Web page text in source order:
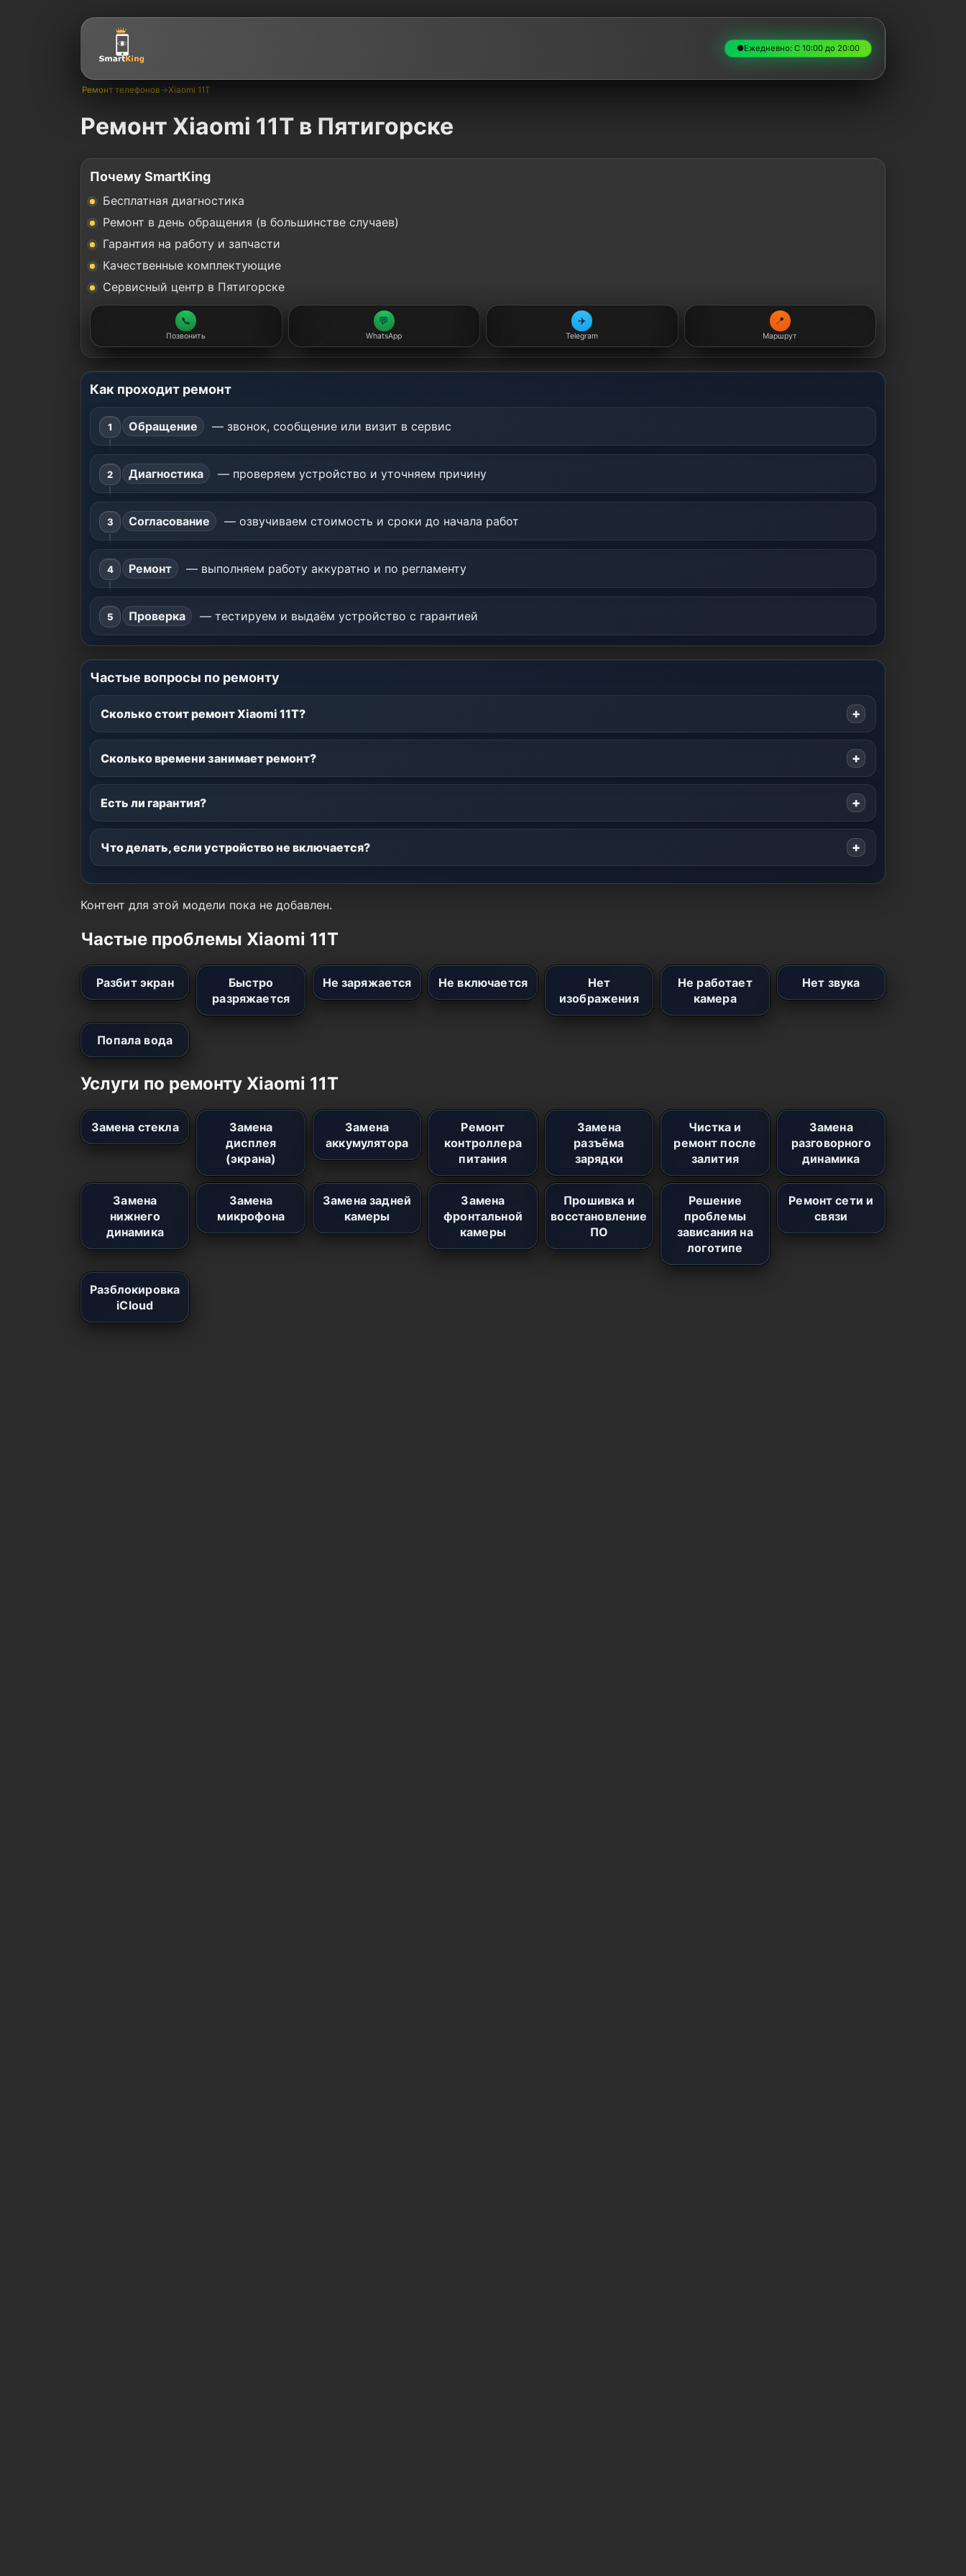
●Ежедневно: С 10:00 до 20:00
Ремонт телефонов→Xiaomi 11T
Ремонт Xiaomi 11T в Пятигорске
Почему SmartKing
Бесплатная диагностика
Ремонт в день обращения (в большинстве случаев)
Гарантия на работу и запчасти
Качественные комплектующие
Сервисный центр в Пятигорске
📞
Позвонить
💬
WhatsApp
✈️
Telegram
📍
Маршрут
Как проходит ремонт
Обращение — звонок, сообщение или визит в сервис
Диагностика — проверяем устройство и уточняем причину
Согласование — озвучиваем стоимость и сроки до начала работ
Ремонт — выполняем работу аккуратно и по регламенту
Проверка — тестируем и выдаём устройство с гарантией
Частые вопросы по ремонту
Сколько стоит ремонт Xiaomi 11T?
Сколько времени занимает ремонт?
Есть ли гарантия?
Что делать, если устройство не включается?
Контент для этой модели пока не добавлен.
Частые проблемы Xiaomi 11T
Разбит экран
Быстро
разряжается
Не заряжается Не включается
Нет
изображения
Не работает
камера
Нет звука
Попала вода
Услуги по ремонту Xiaomi 11T
Замена стекла
Замена
дисплея
(экрана)
Замена
аккумулятора
Ремонт
контроллера
питания
Замена
разъёма
зарядки
Чистка и
ремонт после
залития
Замена
разговорного
динамика
Замена
нижнего
динамика
Замена
микрофона
Замена задней
камеры
Замена
фронтальной
камеры
Прошивка и
восстановление
ПО
Решение
проблемы
зависания на
логотипе
Ремонт сети и
связи
Разблокировка
iCloud